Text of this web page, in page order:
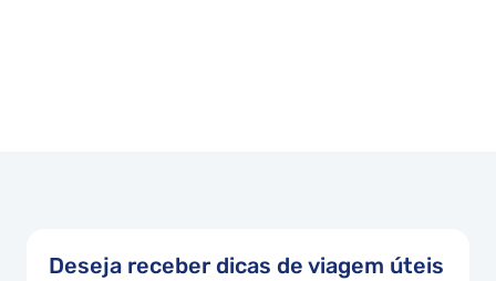
Deseja receber dicas de viagem úteis